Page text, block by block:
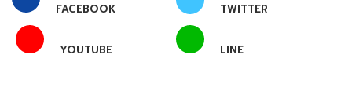
FACEBOOK TWITTER
YOUTUBE LINE